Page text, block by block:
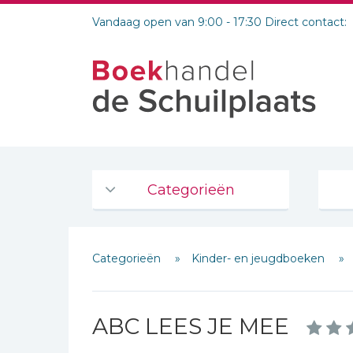
Vandaag open van 9:00 - 17:30 Direct contact:
Categorieën
De Bijbel
Bijbelse Dagboeken 2026
Bijbelstudie groepen
Categorieën Kinder- en jeugdboeken
ABC LEES JE MEE